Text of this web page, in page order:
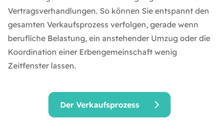
Vertragsverhandlungen. So können Sie entspannt den
gesamten Verkaufsprozess verfolgen, gerade wenn
berufliche Belastung, ein anstehender Umzug oder die
Koordination einer Erbengemeinschaft wenig
Zeitfenster lassen.
Der Verkaufsprozess